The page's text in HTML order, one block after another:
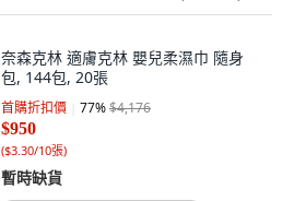
奈森克林 適膚克林 嬰兒柔濕巾 隨身
包, 144包, 20張
首購折扣價 77%$4,176
$950
($3.30/10張)
暫時缺貨